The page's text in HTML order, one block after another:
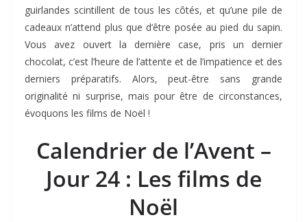
guirlandes scintillent de tous les côtés, et qu’une pile de
cadeaux n’attend plus que d’être posée au pied du sapin.
Vous avez ouvert la dernière case, pris un dernier
chocolat, c’est l’heure de l’attente et de l’impatience et des
derniers préparatifs. Alors, peut-être sans grande
originalité ni surprise, mais pour être de circonstances,
évoquons les films de Noël !
Calendrier de l’Avent –
Jour 24 : Les films de
Noël